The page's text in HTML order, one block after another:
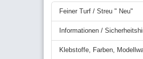
MODELLBAU, TABLETOP,
Feiner Turf / Streu " Neu"
Informationen /
Klebstoffe, Farben,